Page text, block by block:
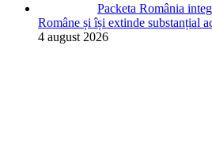
Packeta România
Române și își extinde substanțial
4 august 2026